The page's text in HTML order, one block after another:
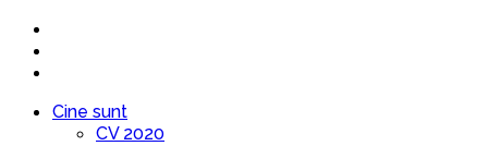
Cine sunt
CV 2020